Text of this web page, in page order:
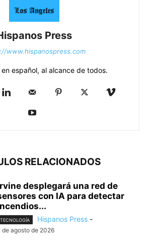
Press
www.hispanospress.com
español, al alcance de todos.
RELACIONADOS
desplegará una red de
con IA para detectar
TECNOLOGÍA Hispanos Press -
de agosto de 2026